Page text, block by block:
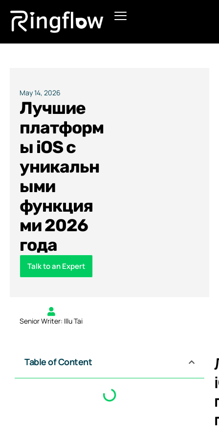
Products
Pricing
May 14, 2026
Лучшие
платформ
ы iOS с
уникальн
ыми
функция
ми 2026
года
Talk to an Expert
Senior Writer: Illu Tai
Table of Content